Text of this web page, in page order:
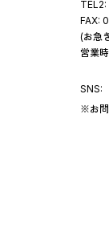
TEL2:
FAX:
(お急
営業
SNS:
※お問